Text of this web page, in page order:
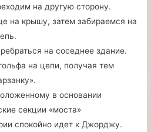
на другую сторону.
на крышу, затем забираемся на
на соседнее здание.
на цепи, получая тем
в основании
секции «моста»
спокойно идет к Джорджу.